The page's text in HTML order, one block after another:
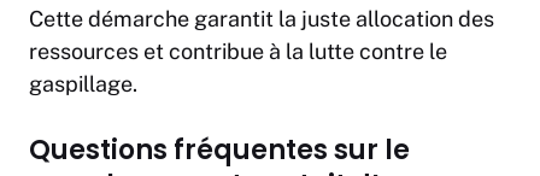
Cette démarche garantit la juste allocation des
ressources et contribue à la lutte contre le
gaspillage.
Questions fréquentes sur le